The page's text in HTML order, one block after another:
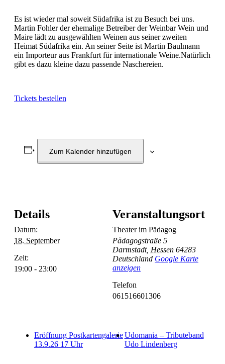
Es ist wieder mal soweit Südafrika ist zu Besuch bei uns.
Martin Fohler der ehemalige Betreiber der Weinbar Wein und
Maire lädt zu ausgewählten Weinen aus seiner zweiten
Heimat Südafrika ein. An seiner Seite ist Martin Baulmann
ein Importeur aus Frankfurt für internationale Weine.Natürlich
gibt es dazu kleine dazu passende Naschereien.
Tickets bestellen
Zum Kalender hinzufügen
Details
Datum:
18. September
Zeit:
19:00 - 23:00
Veranstaltungsort
Theater im Pädagog
Pädagogstraße 5
Darmstadt, Hessen 64283
Deutschland Google Karte
anzeigen
Telefon
061516601306
Eröffnung Postkartengalerie
13.9.26 17 Uhr
Udomania – Tributeband
Udo Lindenberg